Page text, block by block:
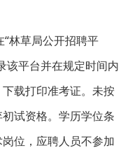
林草局公开招聘平
该平台并在规定时间内
载打印准考证。未按
试资格。学历学位条
位，应聘人员不参加